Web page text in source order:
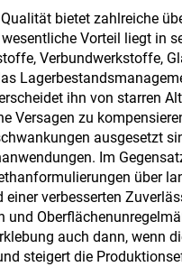
für Dach,
Außenwand,
Karaoke-
Tiefgarage,
bietet zahlreiche
Vorteil liegt in
Verbundwerkstoffe,
ihn von starren
Versagen zu
ausgesetzt
Im
über
einer verbesserten
und
auch dann, wenn
steigert die